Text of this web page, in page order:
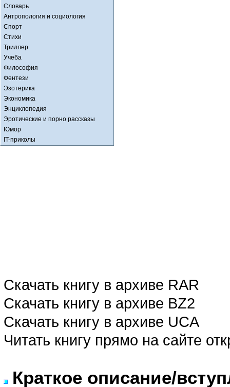
Словарь
Антропология и социология
Спорт
Стихи
Триллер
Учеба
Философия
Фентези
Эзотерика
Экономика
Энциклопедия
Эротические и порно рассказы
Юмор
IT-приколы
Скачать книгу в архиве RAR
Скачать книгу в архиве BZ2
Скачать книгу в архиве UCA
Читать книгу прямо на сайте
Краткое описание/